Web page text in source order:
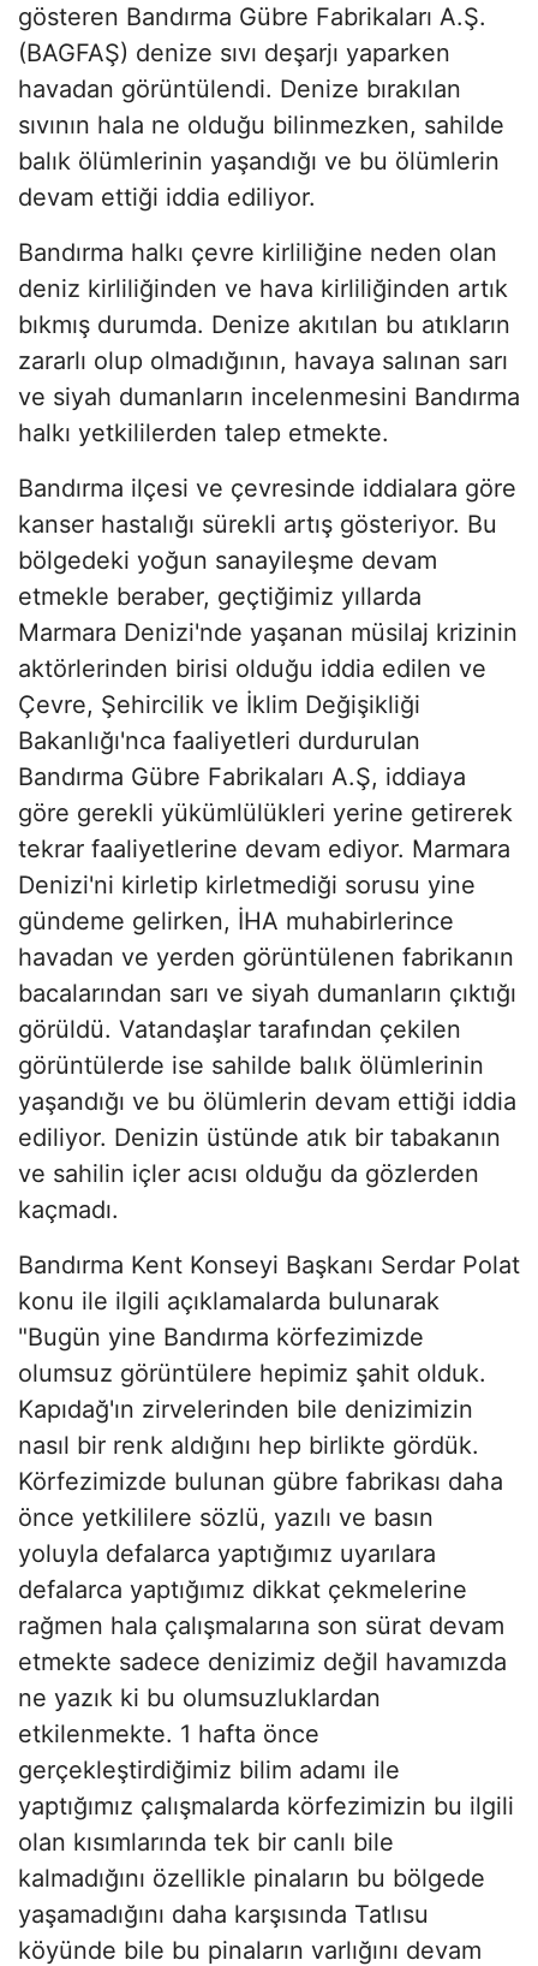
gösteren Bandırma Gübre Fabrikaları A.Ş.
(BAGFAŞ) denize sıvı deşarjı yaparken
havadan görüntülendi. Denize bırakılan
sıvının hala ne olduğu bilinmezken, sahilde
balık ölümlerinin yaşandığı ve bu ölümlerin
devam ettiği iddia ediliyor.
Bandırma halkı çevre kirliliğine neden olan
deniz kirliliğinden ve hava kirliliğinden artık
bıkmış durumda. Denize akıtılan bu atıkların
zararlı olup olmadığının, havaya salınan sarı
ve siyah dumanların incelenmesini Bandırma
halkı yetkililerden talep etmekte.
Bandırma ilçesi ve çevresinde iddialara göre
kanser hastalığı sürekli artış gösteriyor. Bu
bölgedeki yoğun sanayileşme devam
etmekle beraber, geçtiğimiz yıllarda
Marmara Denizi'nde yaşanan müsilaj krizinin
aktörlerinden birisi olduğu iddia edilen ve
Çevre, Şehircilik ve İklim Değişikliği
Bakanlığı'nca faaliyetleri durdurulan
Bandırma Gübre Fabrikaları A.Ş, iddiaya
göre gerekli yükümlülükleri yerine getirerek
tekrar faaliyetlerine devam ediyor. Marmara
Denizi'ni kirletip kirletmediği sorusu yine
gündeme gelirken, İHA muhabirlerince
havadan ve yerden görüntülenen fabrikanın
bacalarından sarı ve siyah dumanların çıktığı
görüldü. Vatandaşlar tarafından çekilen
görüntülerde ise sahilde balık ölümlerinin
yaşandığı ve bu ölümlerin devam ettiği iddia
ediliyor. Denizin üstünde atık bir tabakanın
ve sahilin içler acısı olduğu da gözlerden
kaçmadı.
Bandırma Kent Konseyi Başkanı Serdar Polat
konu ile ilgili açıklamalarda bulunarak
"Bugün yine Bandırma körfezimizde
olumsuz görüntülere hepimiz şahit olduk.
Kapıdağ'ın zirvelerinden bile denizimizin
nasıl bir renk aldığını hep birlikte gördük.
Körfezimizde bulunan gübre fabrikası daha
önce yetkililere sözlü, yazılı ve basın
yoluyla defalarca yaptığımız uyarılara
defalarca yaptığımız dikkat çekmelerine
rağmen hala çalışmalarına son sürat devam
etmekte sadece denizimiz değil havamızda
ne yazık ki bu olumsuzluklardan
etkilenmekte. 1 hafta önce
gerçekleştirdiğimiz bilim adamı ile
yaptığımız çalışmalarda körfezimizin bu ilgili
olan kısımlarında tek bir canlı bile
kalmadığını özellikle pinaların bu bölgede
yaşamadığını daha karşısında Tatlısu
köyünde bile bu pinaların varlığını devam